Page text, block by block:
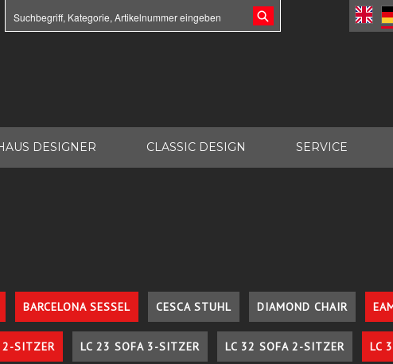
DESIGNER CLASSIC DESIGN SERVICE
BARCELONA SESSEL CESCA STUHL DIAMOND CHAIR
2-SITZER LC 23 SOFA 3-SITZER LC 32 SOFA 2-SITZER LC